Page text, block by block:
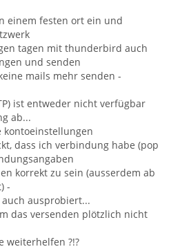
einem festen ort ein und
tagen mit thunderbird auch
und senden
mails mehr senden -
ist entweder nicht verfügbar
ab...
dass ich verbindung habe (pop
korrekt zu sein (ausserdem ab
-
ausprobiert...
das versenden plötzlich nicht
weiterhelfen ?!?